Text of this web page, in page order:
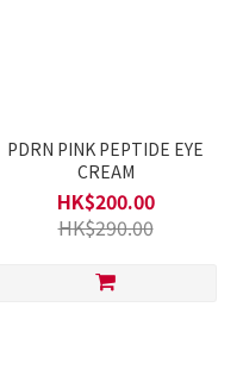
PDRN PINK PEPTIDE EYE
CREAM
HK$200.00
HK$290.00